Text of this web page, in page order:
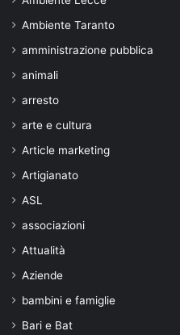
Ambiente Taranto
amministrazione pubblica
animali
arresto
arte e cultura
Article marketing
Artigianato
ASL
associazioni
Attualità
Aziende
bambini e famiglie
Bari e Bat